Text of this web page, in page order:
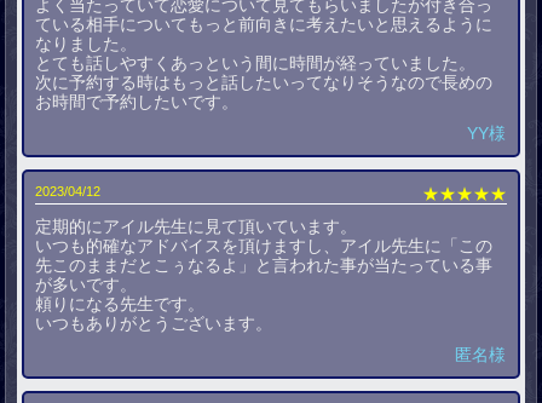
よく当たっていて恋愛について見てもらいましたが付き合っ
ている相手についてもっと前向きに考えたいと思えるように
なりました。
とても話しやすくあっという間に時間が経っていました。
次に予約する時はもっと話したいってなりそうなので長めの
お時間で予約したいです。
YY様
2023/04/12
★★★★★
定期的にアイル先生に見て頂いています。
いつも的確なアドバイスを頂けますし、アイル先生に「この
先このままだとこぅなるよ」と言われた事が当たっている事
が多いです。
頼りになる先生です。
いつもありがとうございます。
匿名様